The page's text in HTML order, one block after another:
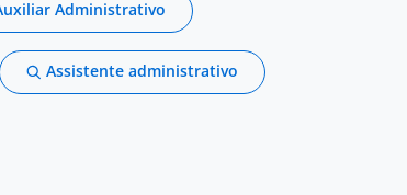
Administrativo
Assistente administrativo